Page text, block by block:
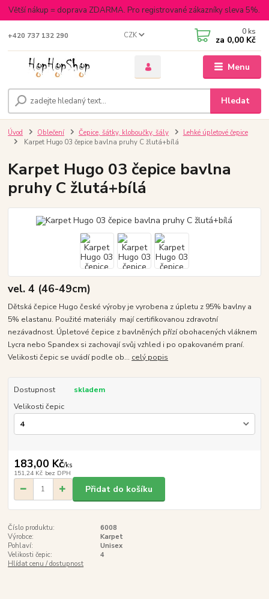
Větší nákup = doprava ZDARMA. Pro registrované zákazníky sleva 5%.
Menu
CZK
Hledat
+420 737 132 290 0 ks
za 0,00 Kč
Úvod Oblečení Čepice, šátky, kloboučky, šály
Lehké úpletové čepice
Karpet Hugo 03 čepice bavlna pruhy C žlutá+bílá
Karpet Hugo 03 čepice bavlna
pruhy C žlutá+bílá
vel. 4 (46-49cm)
Dětská čepice Hugo české výroby je vyrobena z úpletu z 95% bavlny a
5% elastanu. Použité materiály mají certifikovanou zdravotní
nezávadnost. Úpletové čepice z bavlněných přízí obohacených vláknem
Lycra nebo Spandex si zachovají svůj vzhled i po opakovaném praní.
Velikosti čepic se uvádí podle ob... celý popis
Dostupnost
skladem
Velikosti čepic
183,00 Kč/ks
151,24 Kč bez DPH
Přidat do košíku
Číslo produktu:
6008
Výrobce:
Karpet
Pohlaví:
Unisex
Velikosti čepic:
4
Hlídat cenu / dostupnost